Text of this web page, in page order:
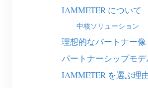
エネルギー予測・シミュレーシ
アプリケーション
太陽光PVシステム エネルギー
電力使用量モニター
IAMMETER について
中核ソリューション
理想的なパートナー像
パートナーシップモ
IAMMETER を選ぶ理